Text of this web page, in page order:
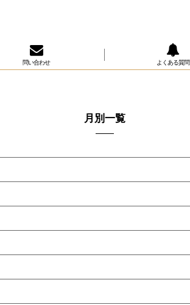
問い合わせ よくある質問
月別一覧